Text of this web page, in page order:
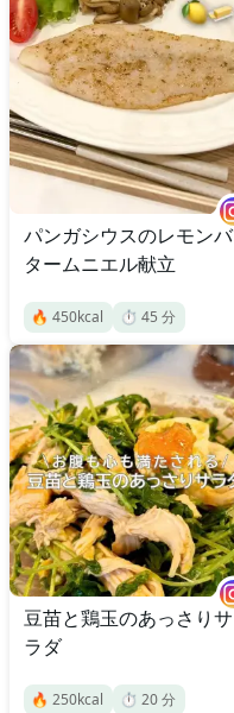
パンガシウスのレモンバ
タームニエル献立
🔥 450kcal ⏱️ 45 分
豆苗と鶏玉のあっさりサ
ラダ
🔥 250kcal ⏱️ 20分